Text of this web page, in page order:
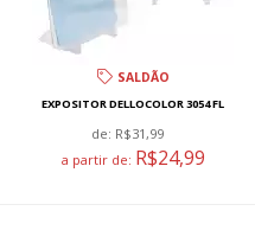
SALDÃO
EXPOSITOR DELLOCOLOR 3054 FL
de: R$31,99
a partir de: R$24,99